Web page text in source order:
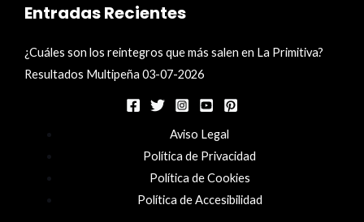
Entradas Recientes
¿Cuáles son los reintegros que más salen en La Primitiva?
Resultados Multipeña 03-07-2026
Aviso Legal
Política de Privacidad
Política de Cookies
Política de Accesibilidad